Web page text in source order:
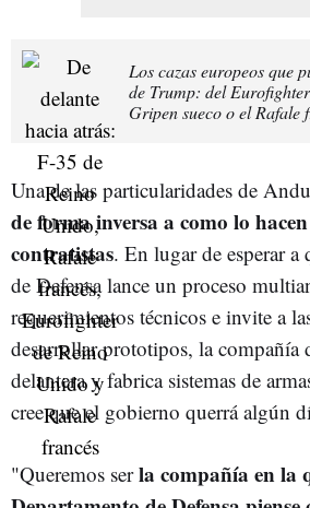
Los cazas europeos que
de Trump: del
Gripen sueco o el Rafale
Una de las particularidades de
de forma inversa a como lo
contratistas. En lugar de esperar a
de Defensa lance un proceso
requerimientos técnicos e invite a
desarrollar prototipos, la compañía
delantera y fabrica sistemas de
cree que el gobierno querrá algún
"Queremos serla compañía en la